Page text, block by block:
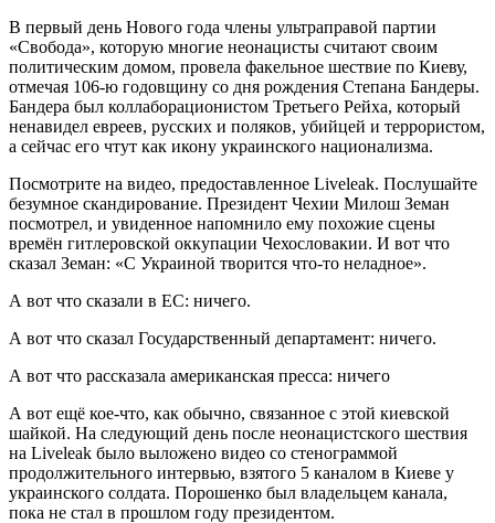
В первый день Нового года члены ультраправой партии
«Свобода», которую многие неонацисты считают своим
политическим домом, провела факельное шествие по Киеву,
отмечая 106-ю годовщину со дня рождения Степана Бандеры.
Бандера был коллаборационистом Третьего Рейха, который
ненавидел евреев, русских и поляков, убийцей и террористом,
а сейчас его чтут как икону украинского национализма.
Посмотрите на видео, предоставленное Liveleak. Послушайте
безумное скандирование. Президент Чехии Милош Земан
посмотрел, и увиденное напомнило ему похожие сцены
времён гитлеровской оккупации Чехословакии. И вот что
сказал Земан: «С Украиной творится что-то неладное».
А вот что сказали в ЕС: ничего.
А вот что сказал Государственный департамент: ничего.
А вот что рассказала американская пресса: ничего
А вот ещё кое-что, как обычно, связанное с этой киевской
шайкой. На следующий день после неонацистского шествия
на Liveleak было выложено видео со стенограммой
продолжительного интервью, взятого 5 каналом в Киеве у
украинского солдата. Порошенко был владельцем канала,
пока не стал в прошлом году президентом.